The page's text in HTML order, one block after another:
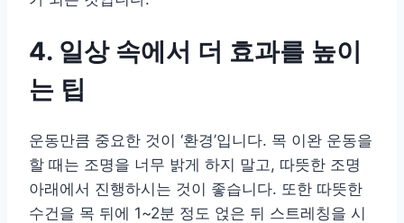
4. 일상 속에서 더 효과를 높이
는 팁
운동만큼 중요한 것이 ‘환경’입니다. 목 이완 운동을
할 때는 조명을 너무 밝게 하지 말고, 따뜻한 조명
아래에서 진행하시는 것이 좋습니다. 또한 따뜻한
수건을 목 뒤에 1~2분 정도 얹은 뒤 스트레칭을 시